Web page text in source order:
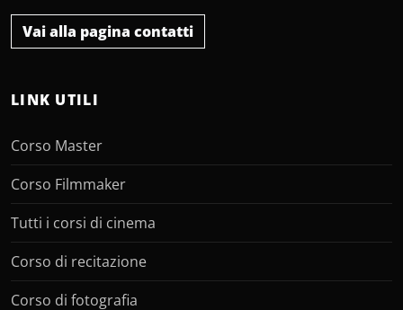
Vai alla pagina contatti
LINK UTILI
Corso Master
Corso Filmmaker
Tutti i corsi di cinema
Corso di recitazione
Corso di fotografia